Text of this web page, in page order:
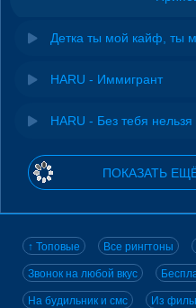
Детка ты мой кайф, ты
HARU - Иммигрант
HARU - Без тебя нельзя
ПОКАЗАТЬ
↑ Топовые Все рингтоны
Звонок на любой вкус
На будильник и смс Из